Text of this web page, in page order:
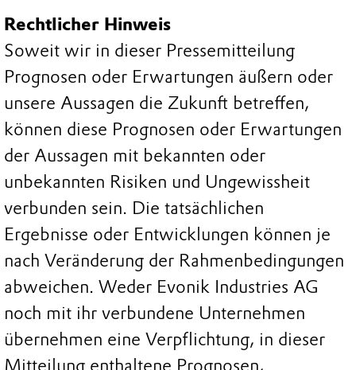
Rechtlicher Hinweis
Soweit wir in dieser Pressemitteilung
Prognosen oder Erwartungen äußern oder
unsere Aussagen die Zukunft betreffen,
können diese Prognosen oder Erwartungen
der Aussagen mit bekannten oder
unbekannten Risiken und Ungewissheit
verbunden sein. Die tatsächlichen
Ergebnisse oder Entwicklungen können je
nach Veränderung der Rahmenbedingungen
abweichen. Weder Evonik Industries AG
noch mit ihr verbundene Unternehmen
übernehmen eine Verpflichtung, in dieser
Mitteilung enthaltene Prognosen,